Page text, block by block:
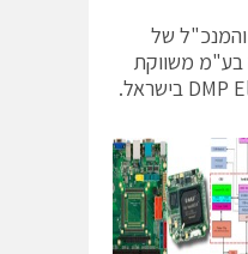
והמנכ"ל של
בע"מ משווקת